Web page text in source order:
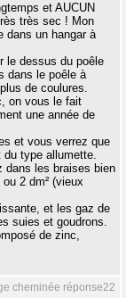
et AUCUN
très sec ! Mon
dans un hangar à
le dessus du poêle
dans le poêle à
de coulures.
on vous le fait
une année de
et vous verrez que
type allumette.
dans les braises bien
2 dm² (vieux
et les gaz de
suies et goudrons.
de zinc,
cheminée réponse22